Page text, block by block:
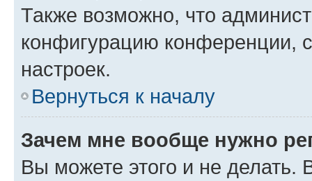
Также возможно, что
конфигурацию конференции,
настроек.
Вернуться к началу
Зачем мне вообще нужно
Вы можете этого и не делать.